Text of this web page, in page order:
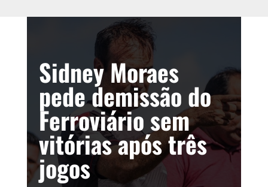
Sidney Moraes
pede demissão do
Ferroviário sem
vitórias após três
jogos